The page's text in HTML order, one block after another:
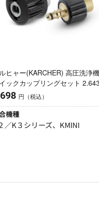
ヒャー(KARCHER) 高圧洗浄
ックカップリングセット
円（税込）
機種
／K３シリーズ、KMINI